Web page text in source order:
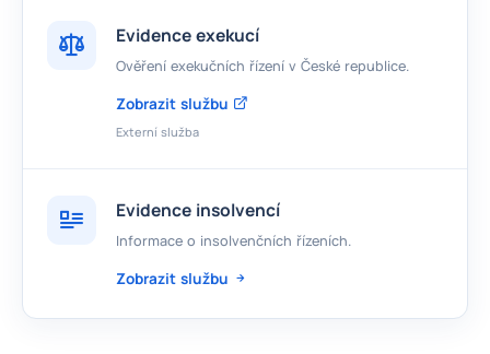
Evidence exekucí
Ověření exekučních řízení v České republice.
Zobrazit službu
Externí služba
Evidence insolvencí
Informace o insolvenčních řízeních.
Zobrazit službu